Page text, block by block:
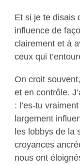
Et si je te disais
influence de
clairement et à
ceux qui
On croit
et en contrôle.
: l’es-tu
largement
les lobbys de la
croyances
nous ont